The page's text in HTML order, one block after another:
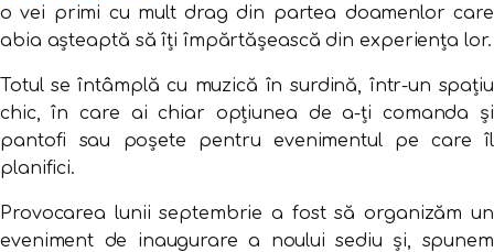
o vei primi cu mult drag din partea doamenlor care
abia așteaptă să îți împărtășească din experiența lor.
Totul se întâmplă cu muzică în surdină, într-un spațiu
chic, în care ai chiar opțiunea de a-ți comanda și
pantofi sau poșete pentru evenimentul pe care îl
planifici.
Provocarea lunii septembrie a fost să organizăm un
eveniment de inaugurare a noului sediu și, spunem